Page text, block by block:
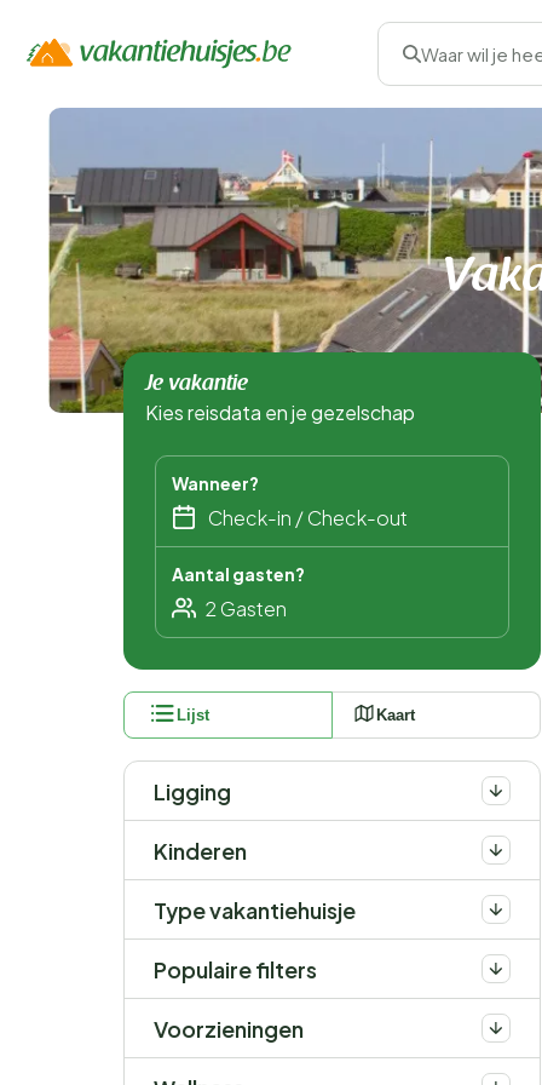
Waar wil je
Je vakantie
Kies reisdata en je gezelschap
Wanneer?
Aantal gasten?
Lijst Kaart
Ligging
Kinderen
Type vakantiehuisje
Populaire filters
Voorzieningen